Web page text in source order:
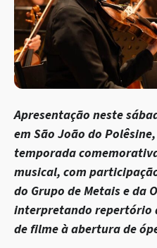
Apresentação neste
em São João do
temporada
musical, com
do Grupo de Metais e da
interpretando repertório
de filme à abertura de